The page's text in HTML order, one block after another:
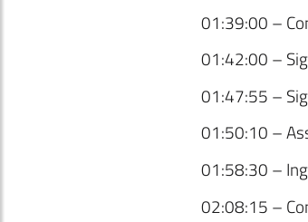
01:39:00 –
01:42:00 –
01:47:55 –
01:50:10 –
01:58:30 –
02:08:15 –